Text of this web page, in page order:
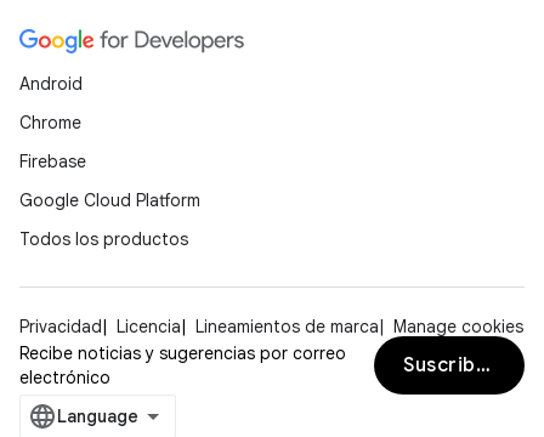
Android
Chrome
Firebase
Google Cloud Platform
Todos los productos
Privacidad Licencia Lineamientos de marca
Manage cookies
Recibe noticias y sugerencias por correo
electrónico
Suscribirse